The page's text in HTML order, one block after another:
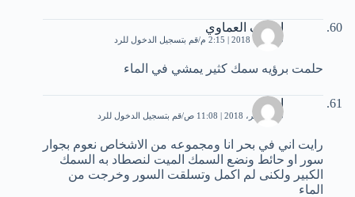
اشرف العماوي
9 أكتوبر، 2018 | 2:15 م قم بتسجيل الدخول للرد
حلمت برؤيه سمك كثير يمشي في الماء
احمد
20 نوفمبر، 2018 | 11:08 ص قم بتسجيل الدخول للرد
رايت اني في بحر انا ومجموعه من الاشخاص نعوم بجوار
سور او حائط ونضع السمك الميت لنصطاد به السمك
الكبير ولكنى لم اكمل وتسلقت السور وخرجت من
الماء